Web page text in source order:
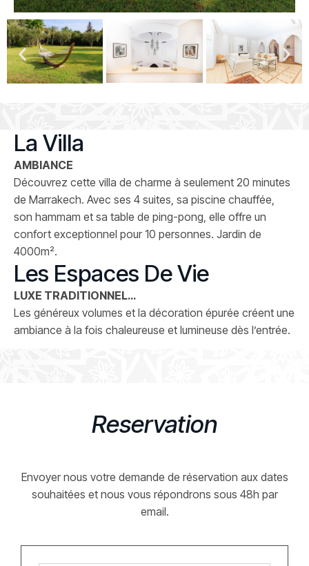
La Villa
AMBIANCE
Découvrez cette villa de charme à seulement 20 minutes
de Marrakech. Avec ses 4 suites, sa piscine chauffée,
son hammam et sa table de ping-pong, elle offre un
confort exceptionnel pour 10 personnes. Jardin de
4000m².
Les Espaces De Vie
LUXE TRADITIONNEL…
Les généreux volumes et la décoration épurée créent une
ambiance à la fois chaleureuse et lumineuse dès l’entrée.
Reservation
Envoyer nous votre demande de réservation aux dates
souhaitées et nous vous répondrons sous 48h par
email.